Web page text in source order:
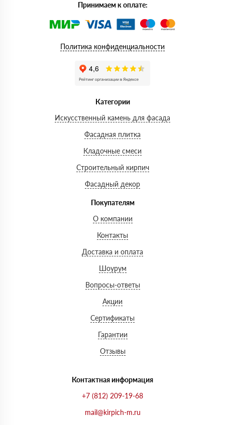
Принимаем к оплате:
Политика конфиденциальности
Категории
Искусственный камень для фасада
Фасадная плитка
Кладочные смеси
Строительный кирпич
Фасадный декор
Покупателям
О компании
Контакты
Доставка и оплата
Шоурум
Вопросы-ответы
Акции
Сертификаты
Гарантии
Отзывы
Контактная информация
+7 (812) 209-19-68
mail@kirpich-m.ru